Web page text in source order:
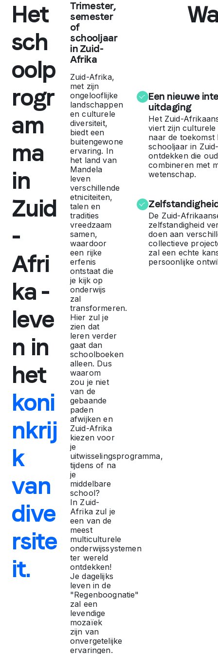
Het
sch
oolp
rogr
am
ma
in
Zuid
-
Afri
ka -
leve
n in
het
koni
nkrij
k
van
dive
rsite
it.
Trimester,
semester
of
schooljaar
in Zuid-
Afrika
Zuid-Afrika,
met zijn
ongelooflijke
landschappen
en culturele
diversiteit,
biedt een
buitengewone
ervaring. In
het land van
Mandela
leven
verschillende
etniciteiten,
talen en
tradities
vreedzaam
samen,
waardoor
een rijke
erfenis
ontstaat die
je kijk op
onderwijs
zal
transformeren.
Hier zul je
zien dat
leren verder
gaat dan
schoolboeken
alleen. Dus
waarom
zou je niet
van de
gebaande
paden
afwijken en
Zuid-Afrika
kiezen voor
je
uitwisselingsprogramma,
tijdens of na
je
middelbare
school?
In Zuid-
Afrika zul je
een van de
meest
multiculturele
onderwijssystemen
ter wereld
ontdekken!
Je dagelijks
leven in de
"Regenboognatie"
zal een
levendige
mozaïek
zijn van
onvergetelijke
ervaringen.
:
v
a
n
o
m
n
a
a
r
w
r
k
e
l
i
j
k
Een nieuwe
uitdaging
Het Zuid-
viert zijn
naar de toekomst
schooljaar in
ontdekken die
combineren met
wetenschap.
De Zuid-
zelfstandigheid
doen aan
collectieve
zal een echte
persoonlijke